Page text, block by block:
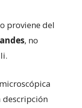
proviene del
, no